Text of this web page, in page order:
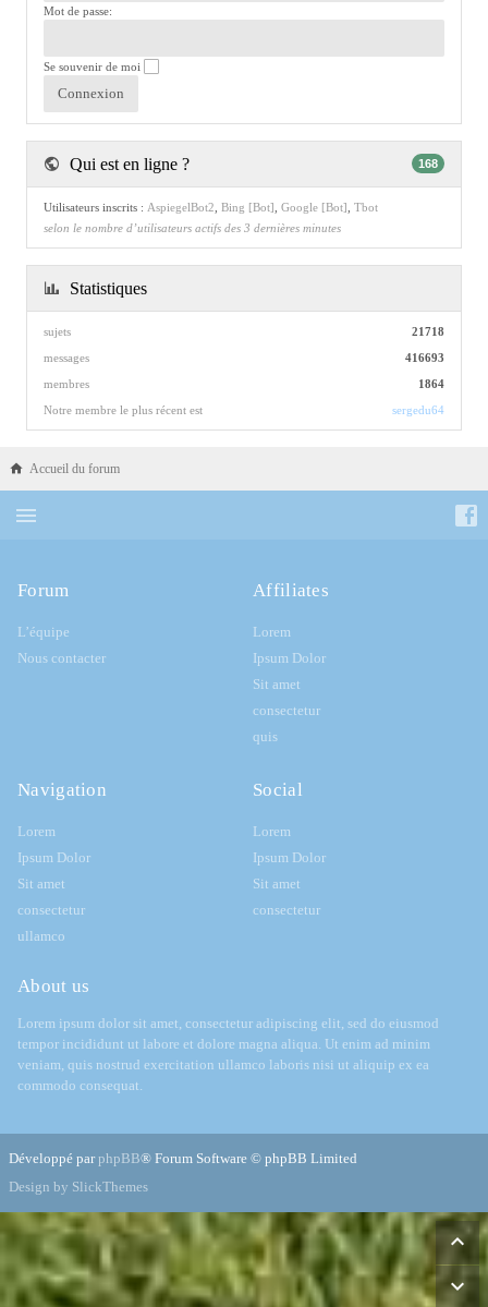
Mot de passe:
Se souvenir de moi
Qui est en ligne ? 168
Utilisateurs inscrits : AspiegelBot2, Bing [Bot], Google [Bot], Tbot
selon le nombre d’utilisateurs actifs des 3 dernières minutes
Statistiques
21718
sujets
416693
messages
1864
membres
Notre membre le plus récent est
sergedu64
Accueil du forum
Forum
L’équipe
Nous contacter
Affiliates
Lorem
Ipsum Dolor
Sit amet
consectetur
quis
Navigation
Lorem
Ipsum Dolor
Sit amet
consectetur
ullamco
Social
Lorem
Ipsum Dolor
Sit amet
consectetur
About us
Lorem ipsum dolor sit amet, consectetur adipiscing elit, sed do eiusmod
tempor incididunt ut labore et dolore magna aliqua. Ut enim ad minim
veniam, quis nostrud exercitation ullamco laboris nisi ut aliquip ex ea
commodo consequat.
Développé parphpBB® Forum Software © phpBB Limited
Design by SlickThemes